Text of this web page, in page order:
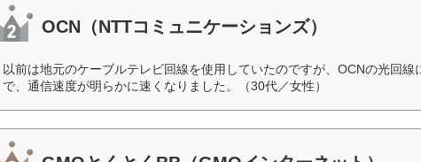
OCN（NTTコミュニケーションズ）
以前は地元のケーブルテレビ回線を使用していたのですが、OCNの光回線
で、通信速度が明らかに速くなりました。（30代／女性）